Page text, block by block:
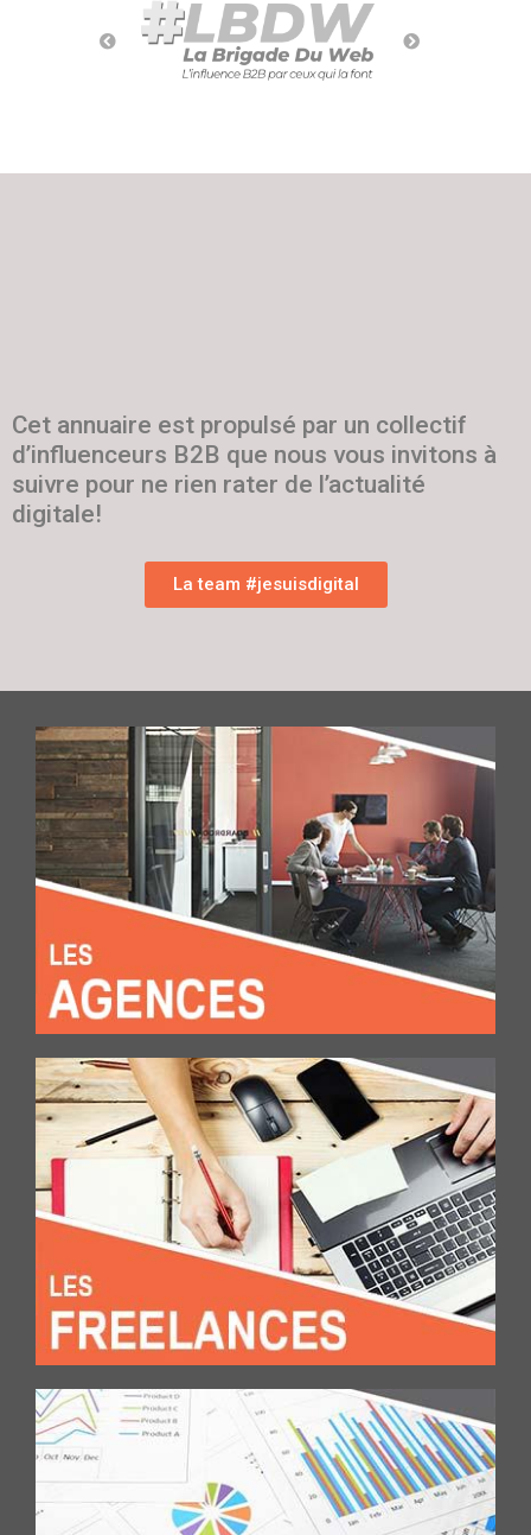
Cet annuaire est propulsé par un collectif
d’influenceurs B2B que nous vous invitons à
suivre pour ne rien rater de l’actualité
digitale!
La team #jesuisdigital